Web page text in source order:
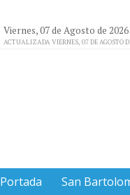
Viernes, 07 de Agosto de 2026
ACTUALIZADA VIERNES, 07 DE AGOSTO
Portada San